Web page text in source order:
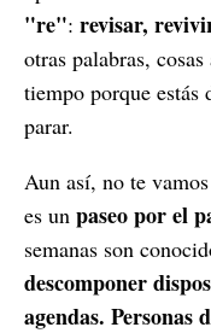
"re": revisar,
otras palabras,
tiempo porque estás
parar.
Aun así, no te
es un paseo por el
semanas son
descomponer
agendas. Personas